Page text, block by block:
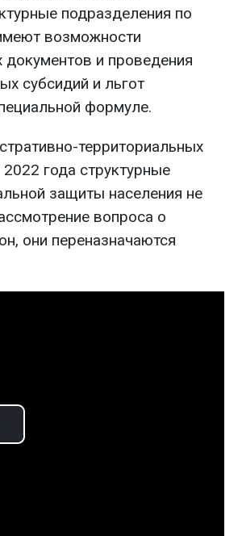
подразделения по
возможности
документов и проведения
субсидий и льгот
формуле.
территориальных
года структурные
защиты населения не
вопроса о
они переназначаются